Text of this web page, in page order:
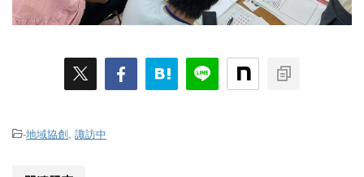
-地域協創, 諏訪中